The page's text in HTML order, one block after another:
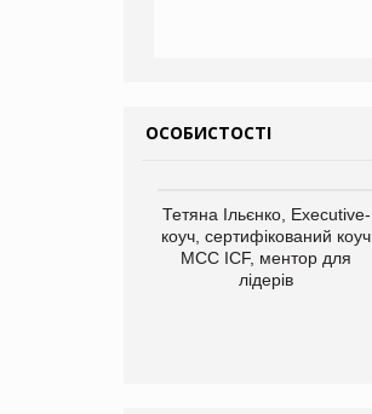
ОСОБИСТОСТІ
Тетяна Ільєнко, Executive-
коуч, сертифікований коуч
МСС ICF, ментор для
лідерів